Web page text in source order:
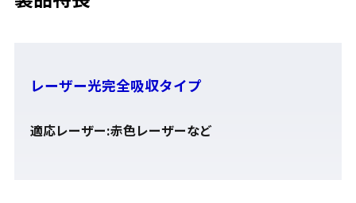
レーザー光完全吸収タイプ
適応レーザー:赤色レーザーなど